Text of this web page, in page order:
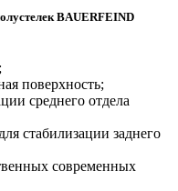
BAUERFEIND
поверхность;
среднего отдела
стабилизации заднего
современных